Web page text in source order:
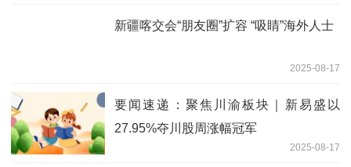
新疆喀交会“朋友圈”扩容 “吸睛”海外人士
2025-08-17
要闻速递：聚焦川渝板块｜新易盛以
27.95%夺川股周涨幅冠军
2025-08-17